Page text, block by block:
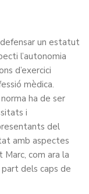
defensar un estatut
l’autonomia
d’exercici
mèdica.
ha de ser
i
del
amb aspectes
Marc, com ara la
dels caps de